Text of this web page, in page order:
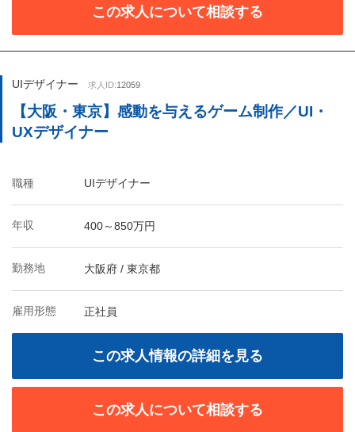
この求人について相談する
UIデザイナー 求人ID:12059
【大阪・東京】感動を与えるゲーム制作／UI・
UXデザイナー
職種 UIデザイナー
年収 400～850万円
勤務地 大阪府 / 東京都
雇用形態 正社員
この求人情報の詳細を見る
この求人について相談する